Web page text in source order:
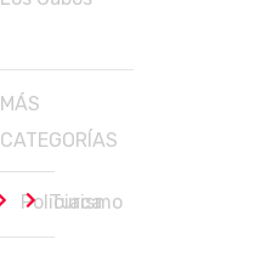
MÁS
CATEGORÍAS
Policiaca
Turismo